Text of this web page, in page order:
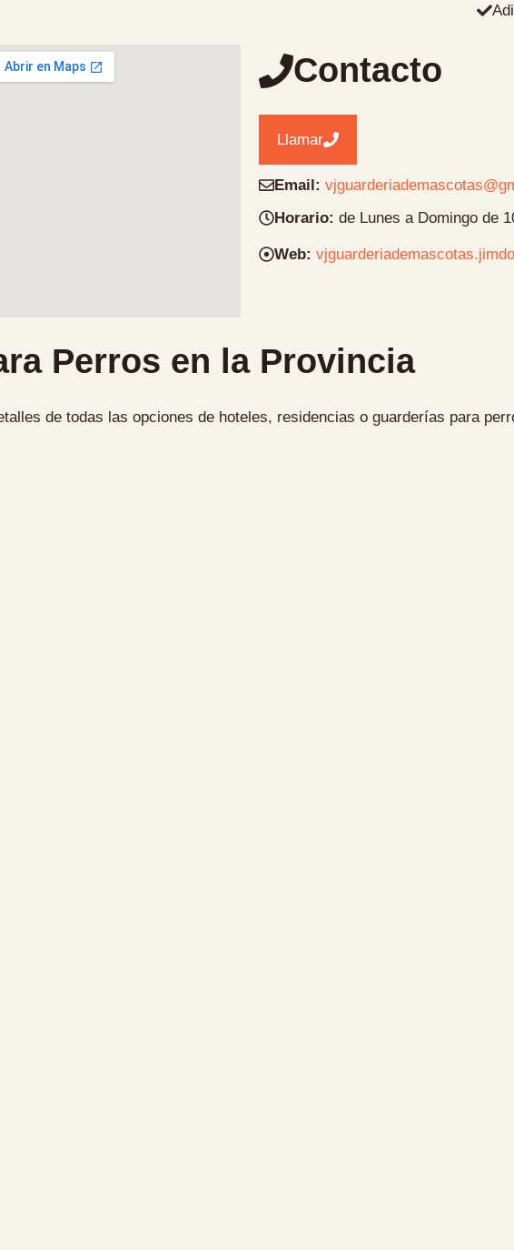
Contacto
Llamar
Email:
Horario: de Lunes a Domingo de
Web:
Perros en la Provincia
de todas las opciones de hoteles, residencias o guarderías para